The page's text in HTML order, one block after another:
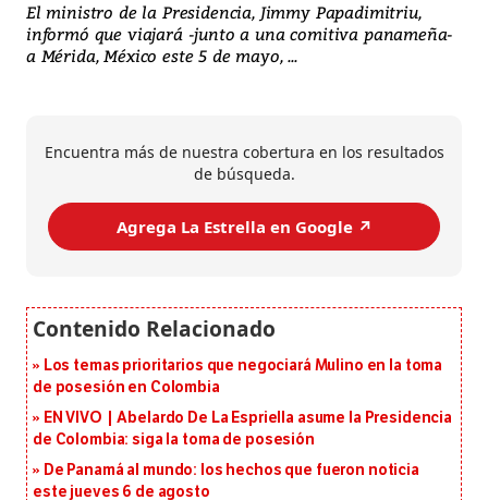
El ministro de la Presidencia, Jimmy Papadimitriu,
informó que viajará -junto a una comitiva panameña-
a Mérida, México este 5 de mayo, ...
Encuentra más de nuestra cobertura en los resultados
de búsqueda.
Agrega La Estrella en Google ↗️
Los temas prioritarios que negociará Mulino en la toma
de posesión en Colombia
EN VIVO | Abelardo De La Espriella asume la Presidencia
de Colombia: siga la toma de posesión
De Panamá al mundo: los hechos que fueron noticia
este jueves 6 de agosto